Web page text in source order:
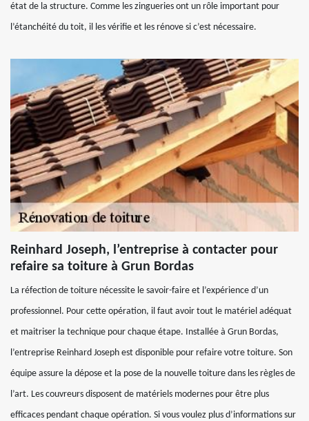
état de la structure. Comme les zingueries ont un rôle important pour
l’étanchéité du toit, il les vérifie et les rénove si c’est nécessaire.
Reinhard Joseph, l’entreprise à contacter pour
refaire sa toiture à Grun Bordas
La réfection de toiture nécessite le savoir-faire et l’expérience d’un
professionnel. Pour cette opération, il faut avoir tout le matériel adéquat
et maitriser la technique pour chaque étape. Installée à Grun Bordas,
l’entreprise Reinhard Joseph est disponible pour refaire votre toiture. Son
équipe assure la dépose et la pose de la nouvelle toiture dans les règles de
l’art. Les couvreurs disposent de matériels modernes pour être plus
efficaces pendant chaque opération. Si vous voulez plus d’informations sur